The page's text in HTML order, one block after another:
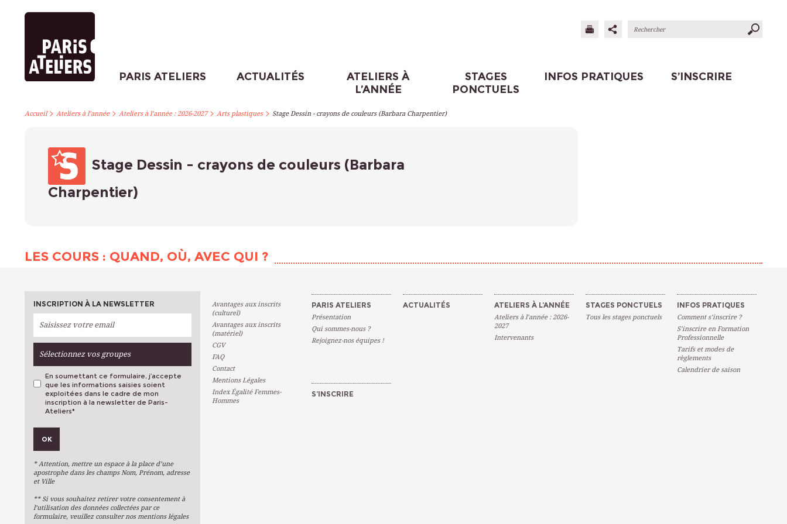
PARIS ATELIERS ACTUALITÉS
ATELIERS À
L’ANNÉE
STAGES
PONCTUELS
INFOS PRATIQUES S’INSCRIRE
Accueil> Ateliers à l’année> Ateliers à l’année : 2026-2027> Arts plastiques> Stage Dessin - crayons de couleurs (Barbara Charpentier)
Stage Dessin - crayons de couleurs (Barbara
Charpentier)
LES COURS : QUAND, OÙ, AVEC QUI ?
INSCRIPTION À LA NEWSLETTER
Sélectionnez vos groupes
Métiers D'art
Arts Du Texte
Stages Ponctuels
Ateliers À L'année
En soumettant ce formulaire, j’accepte
que les informations saisies soient
exploitées dans le cadre de mon
inscription à la newsletter de Paris-
Ateliers*
OK
* Attention, mettre un espace à la place d’une
apostrophe dans les champs Nom, Prénom, adresse
et Ville
** Si vous souhaitez retirer votre consentement à
l’utilisation des données collectées par ce
formulaire, veuillez consulter nos mentions légales
Avantages aux inscrits
(culturel)
Avantages aux inscrits
(matériel)
CGV
FAQ
Contact
Mentions Légales
Index Égalité Femmes-
Hommes
PARIS ATELIERS
Présentation
Qui sommes-nous ?
Rejoignez-nos équipes !
ACTUALITÉS ATELIERS À L’ANNÉE
Ateliers à l’année : 2026-
2027
Intervenants
STAGES PONCTUELS
Tous les stages ponctuels
INFOS PRATIQUES
Comment s’inscrire ?
S’inscrire en Formation
Professionnelle
Tarifs et modes de
règlements
Calendrier de saison
S’INSCRIRE